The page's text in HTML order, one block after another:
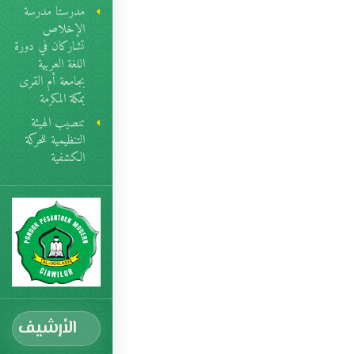
مدرستا مدرسة
الإخلاص
تشاركان في دورة
اللغة العربية
بجامعة أم القرى
بمكة المكرمة
تنصيب الهيئة
التنظيمية للحركة
الكشفية
الأرشيف